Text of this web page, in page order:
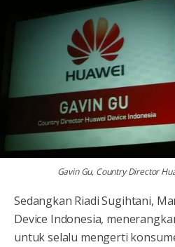
Gavin Gu, Country Director
Sedangkan Riadi Sugihtani,
Device Indonesia,
untuk selalu mengerti